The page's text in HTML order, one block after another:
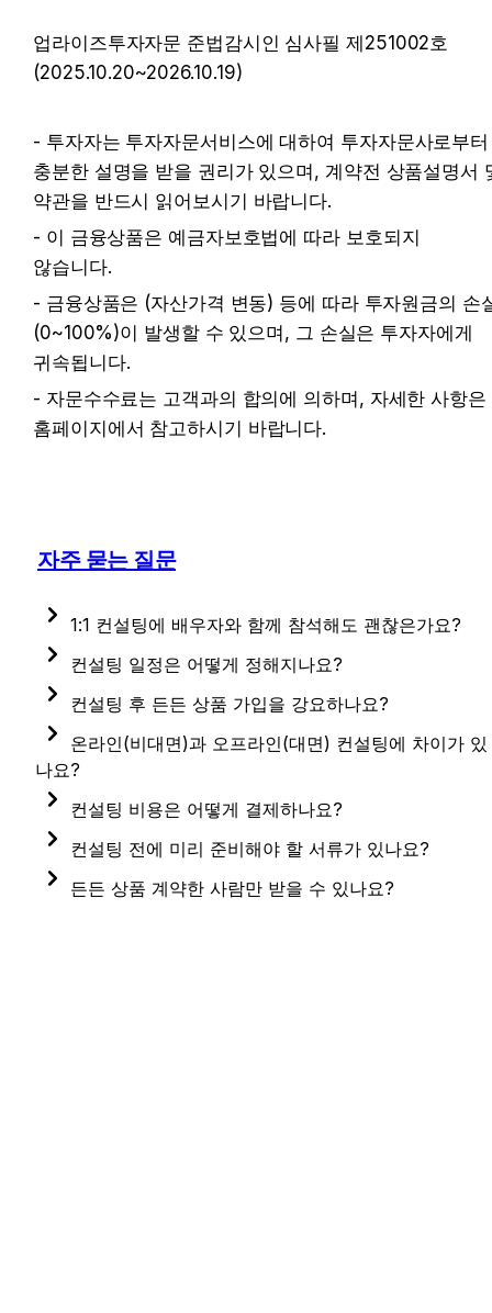
업라이즈투자자문 준법감시인 심사필 제251002호
(2025.10.20~2026.10.19)
- 투자자는 투자자문서비스에 대하여 투자자문사로부터
충분한 설명을 받을 권리가 있으며, 계약전 상품설명서
약관을 반드시 읽어보시기 바랍니다.
- 이 금융상품은 예금자보호법에 따라 보호되지
않습니다.
- 금융상품은 (자산가격 변동) 등에 따라 투자원금의 손
(0~100%)이 발생할 수 있으며, 그 손실은 투자자에게
귀속됩니다.
- 자문수수료는 고객과의 합의에 의하며, 자세한 사항은
홈페이지에서 참고하시기 바랍니다.
자주 묻는 질문
1:1 컨설팅에 배우자와 함께 참석해도 괜찮은가요?
기본적으로 신청자 1인이 원칙이지만, 가족에 한해 추가
1인까지 가능합니다.
컨설팅 일정은 어떻게 정해지나요?
컨설팅 신청 시 희망일정 (최대 3개) 작성해주시면,
협의를 통해 해당 일정 중 하나로 확정하여 진행됩니다.
컨설팅 후 든든 상품 가입을 강요하나요?
아니요. 든든 상품 가입은 전혀 없습니다.
온라인(비대면)과 오프라인(대면) 컨설팅에 차이가 있
나요?
컨설팅 진행과 주요 답변에는 차이가 없지만,
대면과 비대면이라는 특성에 따라 차이가 있을 수
있습니다.
컨설팅 비용은 어떻게 결제하나요?
상담 신청 시 비용 결제를 위한 업라이즈투자자문 법인
계좌번호를 안내 드립니다.
컨설팅 전에 미리 준비해야 할 서류가 있나요?
컨설팅 전에 사전 자료 작성을 안내 드립니다.
든든 상품 계약한 사람만 받을 수 있나요?